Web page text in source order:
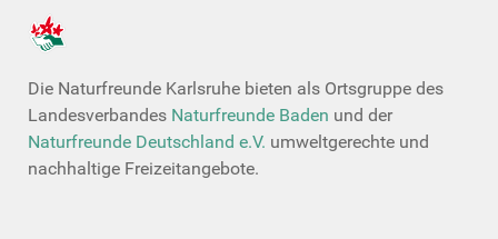
Die Naturfreunde Karlsruhe bieten als Ortsgruppe des
Landesverbandes Naturfreunde Baden und der
Naturfreunde Deutschland e.V. umweltgerechte und
nachhaltige Freizeitangebote.